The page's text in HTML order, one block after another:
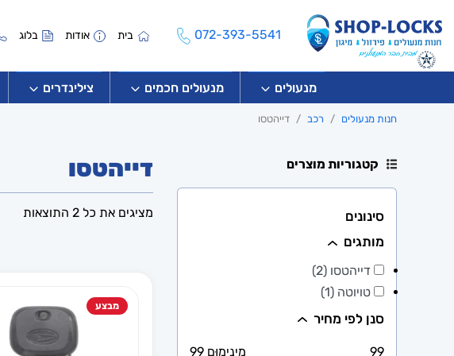
072-393-5541 בית אודות בלוג
מנעולים מנעולים חכמים צילינדרים
חנות מנעולים רכב דייהטסו
קטגוריות מוצרים
סינונים
מותגים
דייהטסו (2)
טויוטה (1)
סנן לפי מחיר
מִינִימוּם 99
99
דייהטסו
מציגים את כל ⁦2⁩ התוצאות
מבצע